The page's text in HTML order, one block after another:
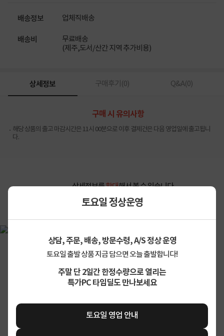
토요일 정상운영
상담, 주문, 배송, 방문수령, A/S 정상 운영
토요일 출발 상품 지금 담으면 오늘 출발합니다!
주말 단 2일간 한정수량으로 열리는
특가PC 타임딜도 만나보세요
토요일 영업 안내
배송정보 업체직배송
배송비
무료배송
(제주,도서/산간 지역 추가비용)
상세정보 구매후기(0) Q&A(0)
구매 시 유의사항
해당 상품의 출고 마감시간은 11시 00분으로 이후 결제건은 다음 영업일에 출고됩니
다.
상세정보를확대해서 볼 수 있습니다.
🔹이달의결제혜택➡️확인하기